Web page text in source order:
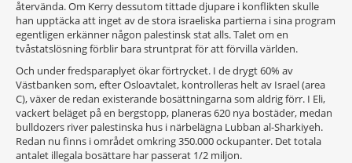
återvända. Om Kerry dessutom tittade djupare i konflikten skulle
han upptäcka att inget av de stora israeliska partierna i sina program
egentligen erkänner någon palestinsk stat alls. Talet om en
tvåstatslösning förblir bara struntprat för att förvilla världen.
Och under fredsparaplyet ökar förtrycket. I de drygt 60% av
Västbanken som, efter Osloavtalet, kontrolleras helt av Israel (area
C), växer de redan existerande bosättningarna som aldrig förr. I Eli,
vackert beläget på en bergstopp, planeras 620 nya bostäder, medan
bulldozers river palestinska hus i närbelägna Lubban al-Sharkiyeh.
Redan nu finns i området omkring 350.000 ockupanter. Det totala
antalet illegala bosättare har passerat 1/2 miljon.